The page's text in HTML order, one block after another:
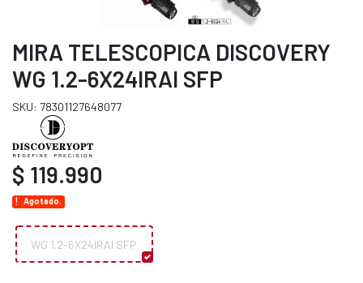
MIRA TELESCOPICA DISCOVERY
WG 1.2-6X24IRAI SFP
SKU: 78301127648077
$ 119.990
Agotado.
WG 1.2-6X24IRAI SFP